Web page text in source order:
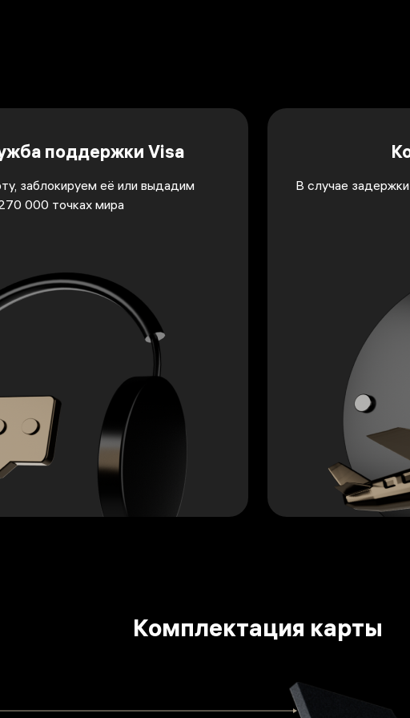
поддержки Visa
заблокируем её или выдадим
000 точках мира
В случае
Комплектация карты